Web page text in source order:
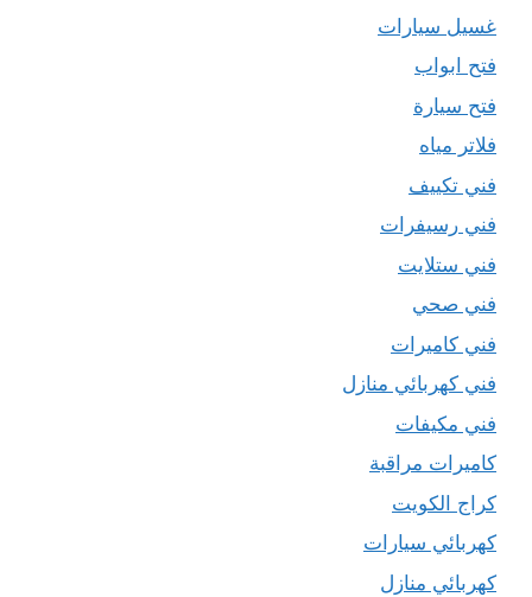
غسيل سيارات
فتح ابواب
فتح سيارة
فلاتر مياه
فني تكييف
فني رسيفرات
فني ستلايت
فني صحي
فني كاميرات
فني كهربائي منازل
فني مكيفات
كاميرات مراقبة
كراج الكويت
كهربائي سيارات
كهربائي منازل